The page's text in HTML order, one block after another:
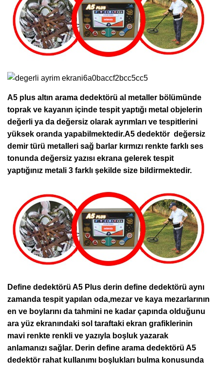
A5 plus altın arama dedektörü al metaller bölümünde
toprak ve kayanın içinde tespit yaptığı metal objelerin
değerli ya da değersiz olarak ayrımları ve tespitlerini
yüksek oranda yapabilmektedir.A5 dedektör değersiz
demir türü metalleri sağ barlar kırmızı renkte farklı ses
tonunda değersiz yazısı ekrana gelerek tespit
yaptığınız metali 3 farklı şekilde size bildirmektedir.
Define dedektörü A5 Plus derin define dedektörü aynı
zamanda tespit yapılan oda,mezar ve kaya mezarlarının
en ve boylarını da tahmini ne kadar çapında olduğunu
ara yüz ekranındaki sol taraftaki ekran grafiklerinin
mavi renkte renkli ve yazıyla boşluk yazarak
anlamanızı sağlar. Derin define arama dedektörü A5
dedektör rahat kullanımı boşlukları bulma konusunda